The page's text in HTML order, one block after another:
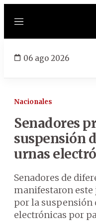
Menú
06 ago 2026
Nacionales
Senadores
suspensión
urnas
Senadores de
manifestaron
por la suspensión
electrónicas por